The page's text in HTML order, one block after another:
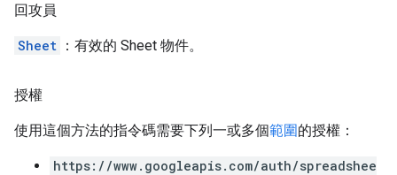
回攻員
Sheet ：有效的 Sheet 物件。
授權
使用這個方法的指令碼需要下列一或多個範圍的授權：
https://www.googleapis.com/auth/spreadshee